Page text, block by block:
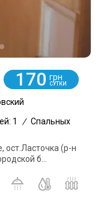
170 грн
СУТКИ
1 / Спальных
ост.Ласточка (р-н
б...